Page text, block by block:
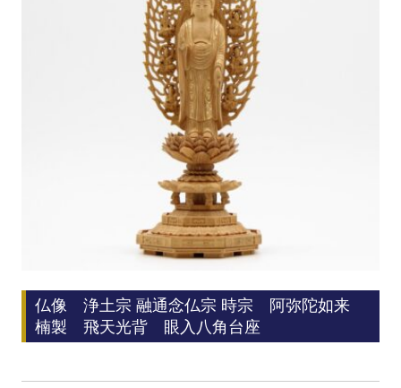
仏像 浄土宗 融通念仏宗 時宗 阿弥陀如来
楠製 飛天光背 眼入八角台座